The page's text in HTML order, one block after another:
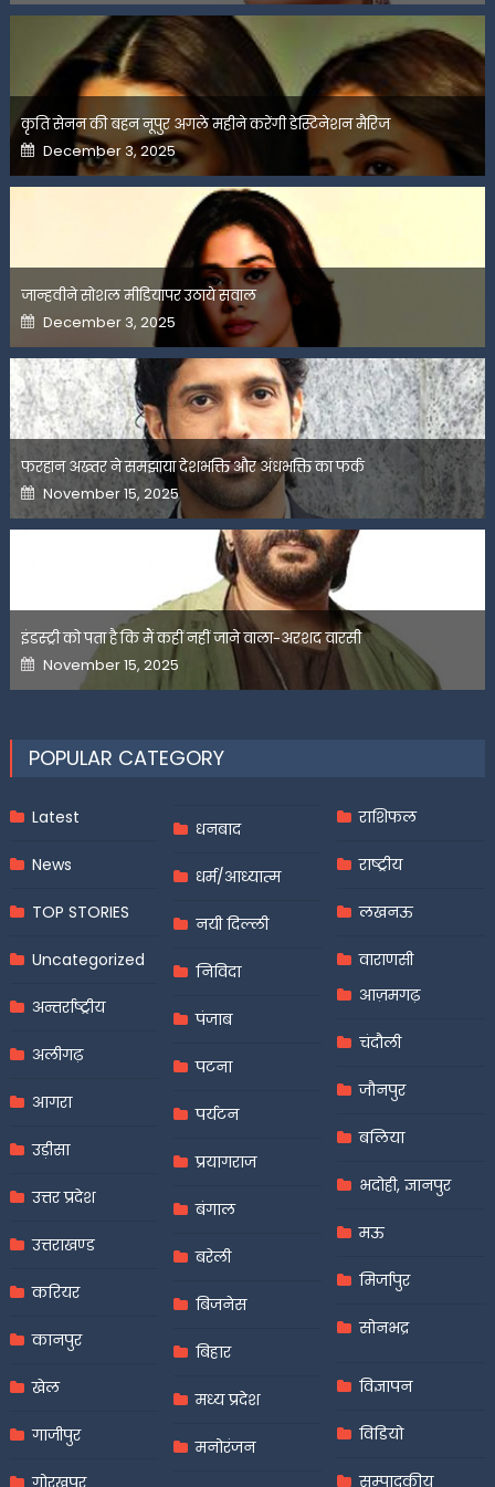
कृति सेनन की बहन नूपुर अगले महीने करेंगी डेस्टिनेशन मैरिज
Posted
on
December 3, 2025
जान्हवीने सोशल मीडियापर उठाये सवाल
Posted
on
December 3, 2025
फरहान अख्तर ने समझाया देशभक्ति और अंधभक्ति का फर्क
Posted
on
November 15, 2025
इंडस्ट्री को पता है कि मैं कहीं नहीं जाने वाला-अरशद वारसी
Posted
on
November 15, 2025
POPULAR CATEGORY
Latest
News
TOP STORIES
Uncategorized
अन्तर्राष्ट्रीय
अलीगढ़
आगरा
उड़ीसा
उत्तर प्रदेश
उत्तराखण्ड
करियर
कानपुर
खेल
गाजीपुर
गोरखपुर
धनबाद
धर्म/आध्यात्म
नयी दिल्ली
निविदा
पंजाब
पटना
पर्यटन
प्रयागराज
बंगाल
बरेली
बिजनेस
बिहार
मध्य प्रदेश
मनोरंजन
राशिफल
राष्ट्रीय
लखनऊ
वाराणसी
आज़मगढ़
चंदौली
जौनपुर
बलिया
भदोही, ज्ञानपुर
मऊ
मिर्जापुर
सोनभद्र
विज्ञापन
विडियो
सम्पादकीय